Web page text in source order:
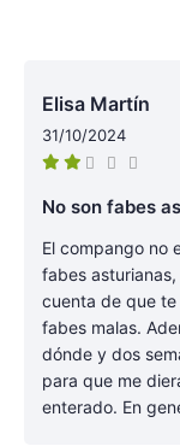
Elisa Martín
31/10/2024
No son fabes
El compango no
fabes
cuenta de que
fabes malas.
dónde y dos
para que me
enterado. En